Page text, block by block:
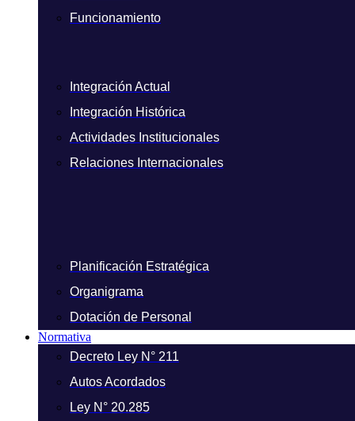
Funcionamiento
Integración Actual
Integración Histórica
Actividades Institucionales
Relaciones Internacionales
Planificación Estratégica
Organigrama
Dotación de Personal
Normativa
Decreto Ley N° 211
Autos Acordados
Ley N° 20.285